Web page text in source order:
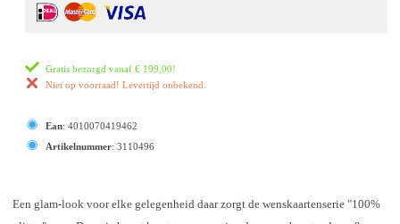
Gratis bezorgd vanaf € 199,00!
Niet op voorraad! Levertijd onbekend.
Ean: 4010070419462
Artikelnummer: 3110496
Een glam-look voor elke gelegenheid daar zorgt de wenskaartenserie "100%